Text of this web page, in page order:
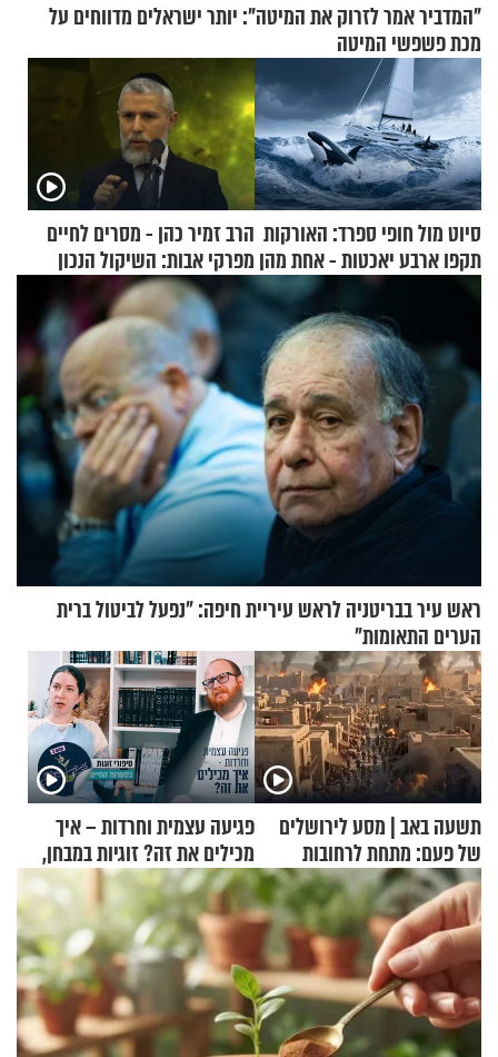
"המדביר אמר לזרוק את המיטה": יותר ישראלים מדווחים על
מכת פשפשי המיטה
סיוט מול חופי ספרד: האורקות
תקפו ארבע יאכטות - אחת מהן
הרב זמיר כהן - מסרים לחיים
מפרקי אבות: השיקול הנכון
ראש עיר בבריטניה לראש עיריית חיפה: ״נפעל לביטול ברית
הערים התאומות״
תשעה באב | מסע לירושלים
של פעם: מתחת לרחובות
ירושלים
פגיעה עצמית וחרדות – איך
מכילים את זה? זוגיות במבחן,
הפעם עם יהודית ואלתר כהן